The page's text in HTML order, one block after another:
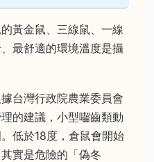
黃金鼠、三線鼠、一線
最舒適的環境溫度是攝
台灣行政院農業委員會
的建議，小型囓齒類動
低於18度，倉鼠會開始
實是危險的「偽冬